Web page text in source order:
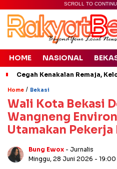
SCROLL TO
HOME NASIONAL
Cegah Kenakalan Remaja,
Home / Bekasi
Wali Kota Bekasi
Wangneng
Utamakan Pekerja
Bung Ewox - Jurnalis
Minggu, 28 Juni 2026 - 19:00